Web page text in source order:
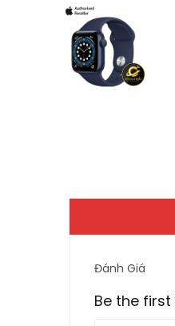
Đánh Giá
Be the first